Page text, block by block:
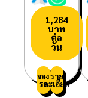
1,284
บาท
ต่อ
วัน
จอง
รถ
ราย
ละเอียด